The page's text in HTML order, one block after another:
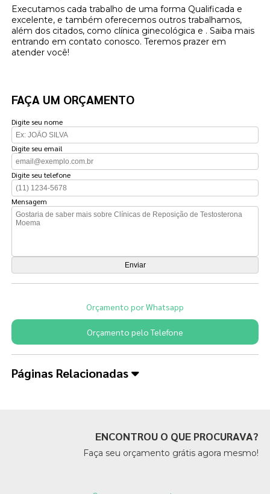
Executamos cada trabalho de uma forma Qualificada e
excelente, e também oferecemos outros trabalhamos,
além dos citados, como clínica ginecológica e . Saiba mais
entrando em contato conosco. Teremos prazer em
atender você!
FAÇA UM ORÇAMENTO
Digite seu nome
Digite seu email
Digite seu telefone
Mensagem
Orçamento por Whatsapp
Orçamento pelo Telefone
Páginas Relacionadas
ENCONTROU O QUE PROCURAVA?
Faça seu orçamento grátis agora mesmo!